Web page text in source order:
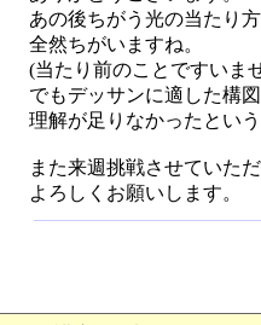
あの後ちがう光の当たり
全然ちがいますね。
(当たり前のことですいま
でもデッサンに適した構
理解が足りなかったという
また来週挑戦させていただ
よろしくお願いします。